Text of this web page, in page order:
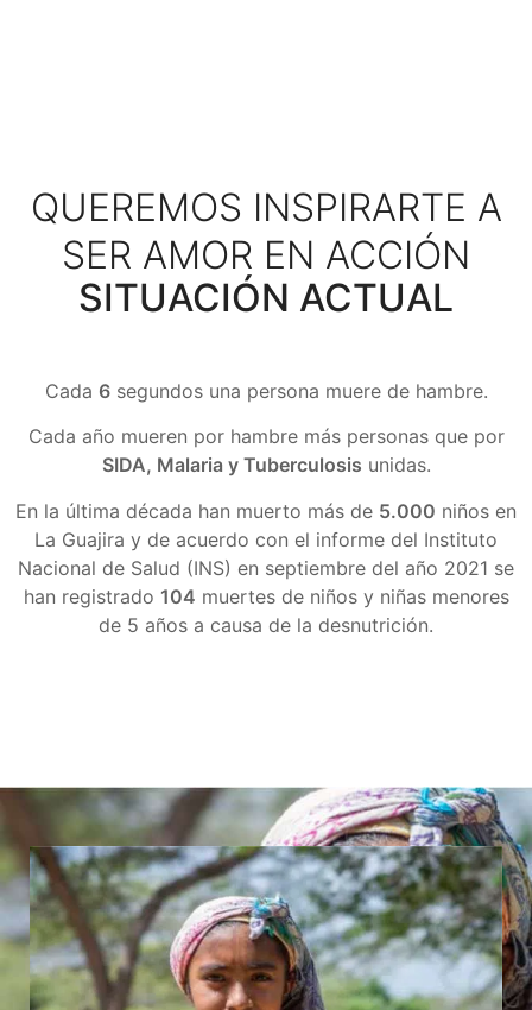
QUEREMOS INSPIRARTE A
SER AMOR EN ACCIÓN
SITUACIÓN ACTUAL
Cada 6segundos una persona muere de hambre.
Cada año mueren por hambre más personas que por
SIDA, Malaria y Tuberculosis unidas.
En la última década han muerto más de 5.000 niños en
La Guajira y de acuerdo con el informe del Instituto
Nacional de Salud (INS) en septiembre del año 2021 se
han registrado 104 muertes de niños y niñas menores
de 5 años a causa de la desnutrición.